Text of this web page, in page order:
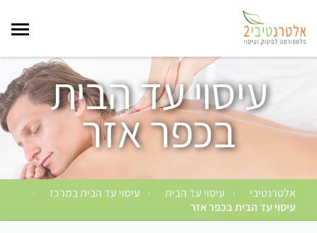
עיסוי עד הבית
בכפר אזר
אלטרנטיבי › עיסוי עד הבית › עיסוי עד הבית במרכז ›
עיסוי עד הבית בכפר אזר